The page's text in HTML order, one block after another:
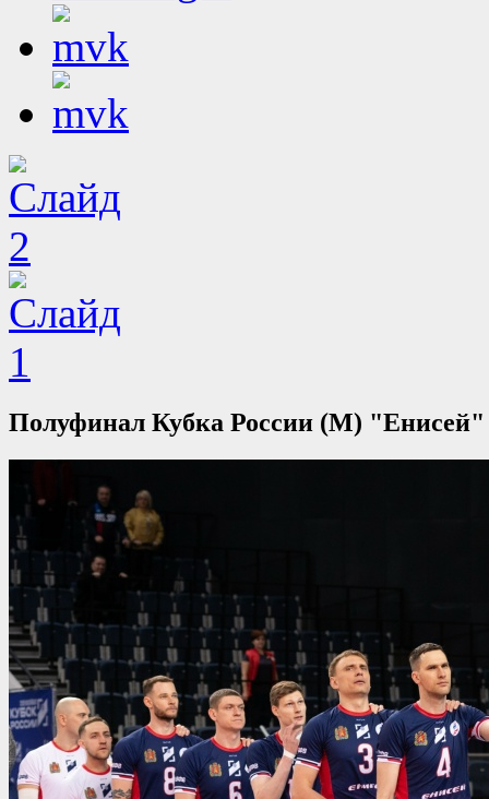
Полуфинал Кубка России (М)